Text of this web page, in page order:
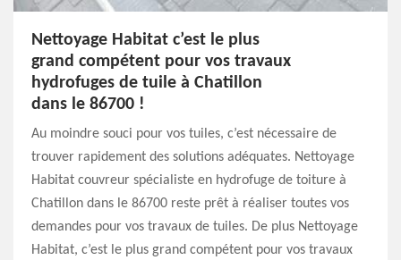
Nettoyage Habitat c’est le plus
grand compétent pour vos travaux
hydrofuges de tuile à Chatillon
dans le 86700 !
Au moindre souci pour vos tuiles, c’est nécessaire de
trouver rapidement des solutions adéquates. Nettoyage
Habitat couvreur spécialiste en hydrofuge de toiture à
Chatillon dans le 86700 reste prêt à réaliser toutes vos
demandes pour vos travaux de tuiles. De plus Nettoyage
Habitat, c’est le plus grand compétent pour vos travaux